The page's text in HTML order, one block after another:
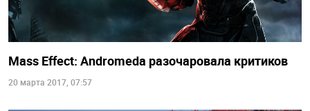
Mass Effect: Andromeda разочаровала критиков
20 марта 2017, 07:57